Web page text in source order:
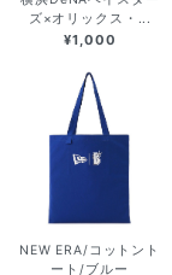
ズ×オリックス・...
¥1,000
NEW ERA/コットント
ート/ブルー